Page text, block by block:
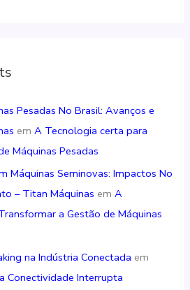
Pesadas No Brasil: Avanços e
emA Tecnologia certa para
Máquinas Pesadas
Máquinas Seminovas: Impactos No
– Titan Máquinas emA
a Gestão de Máquinas
na Indústria Conectada em
Conectividade Interrupta